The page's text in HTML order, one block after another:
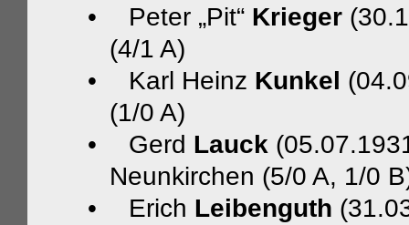
•
Peter „Pit“ Krieger
(4/1 A)
•
Karl Heinz Kunkel
(1/0 A)
•
Gerd Lauck
Neunkirchen (5/0 A, 1/0
•
Erich Leibenguth